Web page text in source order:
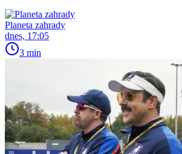
Planeta zahrady
dnes, 17:05
3 min